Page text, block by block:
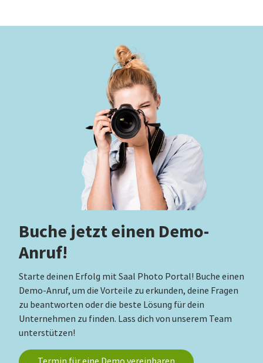
Buche jetzt einen Demo-
Anruf!
Starte deinen Erfolg mit Saal Photo Portal! Buche einen
Demo-Anruf, um die Vorteile zu erkunden, deine Fragen
zu beantworten oder die beste Lösung für dein
Unternehmen zu finden. Lass dich von unserem Team
unterstützen!